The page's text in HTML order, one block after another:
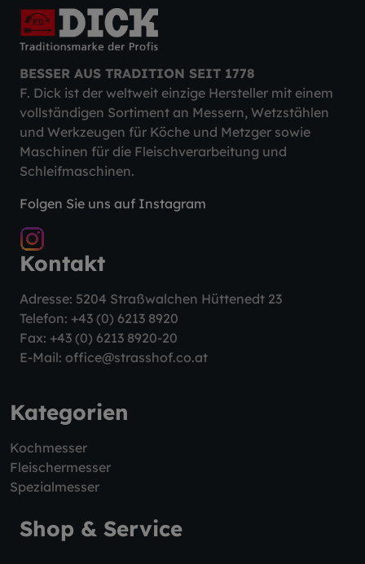
BESSER AUS TRADITION SEIT 1778
F. Dick ist der weltweit einzige Hersteller mit einem
vollständigen Sortiment an Messern, Wetzstählen
und Werkzeugen für Köche und Metzger sowie
Maschinen für die Fleischverarbeitung und
Schleifmaschinen.
Folgen Sie uns auf Instagram
Kontakt
Adresse: 5204 Straßwalchen Hüttenedt 23
Telefon: +43 (0) 6213 8920
Fax: +43 (0) 6213 8920-20
E-Mail: office@strasshof.co.at
Kategorien
Kochmesser
Fleischermesser
Spezialmesser
Shop & Service